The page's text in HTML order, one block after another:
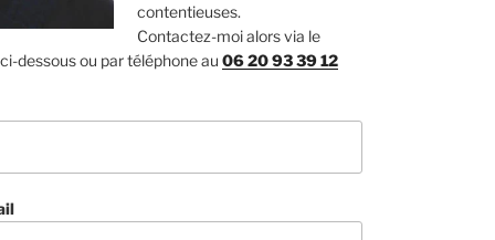
contentieuses.
Contactez-moi alors via le
dessous ou par téléphone au 06 20 93 39 12